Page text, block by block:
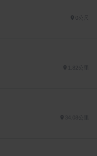
34.08公里